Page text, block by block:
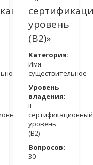
уровень
(В2)»
Категория:
Имя
существительное
Уровень
владения:
II
сертификационный
уровень
(В2)
Вопросов:
30